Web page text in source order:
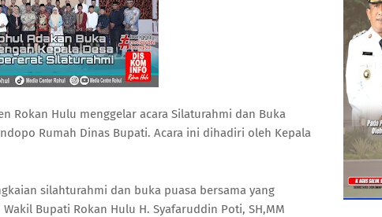
Rokan Hulu menggelar acara Silaturahmi dan Buka
Rumah Dinas Bupati. Acara ini dihadiri oleh Kepala
silahturahmi dan buka puasa bersama yang
Bupati Rokan Hulu H. Syafaruddin Poti, SH,MM